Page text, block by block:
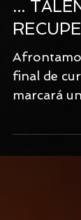
...
marcará
Educación